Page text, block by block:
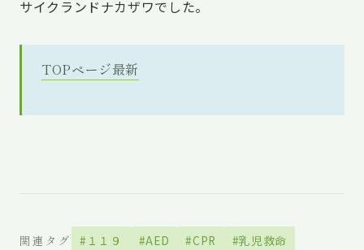
サイクランドナカザワでした。
TOPページ最新
関連タグ #１１９ #AED #CPR
#乳児救命